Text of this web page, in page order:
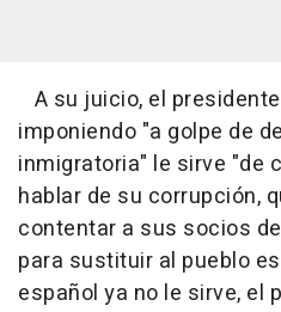
A su juicio, el
imponiendo "a golpe de
inmigratoria" le sirve "de
hablar de su corrupción,
contentar a sus socios
para sustituir al pueblo
español ya no le sirve, el